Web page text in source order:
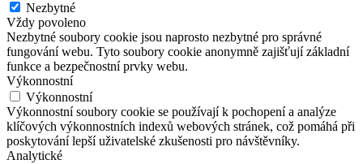
Nezbytné
Vždy povoleno
Nezbytné soubory cookie jsou naprosto nezbytné pro správné
fungování webu. Tyto soubory cookie anonymně zajišťují základní
funkce a bezpečnostní prvky webu.
Výkonnostní
Výkonnostní
Výkonnostní soubory cookie se používají k pochopení a analýze
klíčových výkonnostních indexů webových stránek, což pomáhá při
poskytování lepší uživatelské zkušenosti pro návštěvníky.
Analytické